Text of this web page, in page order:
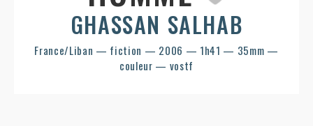
GHASSAN SALHAB
France/Liban — fiction — 2006 — 1h41 — 35mm —
couleur — vostf